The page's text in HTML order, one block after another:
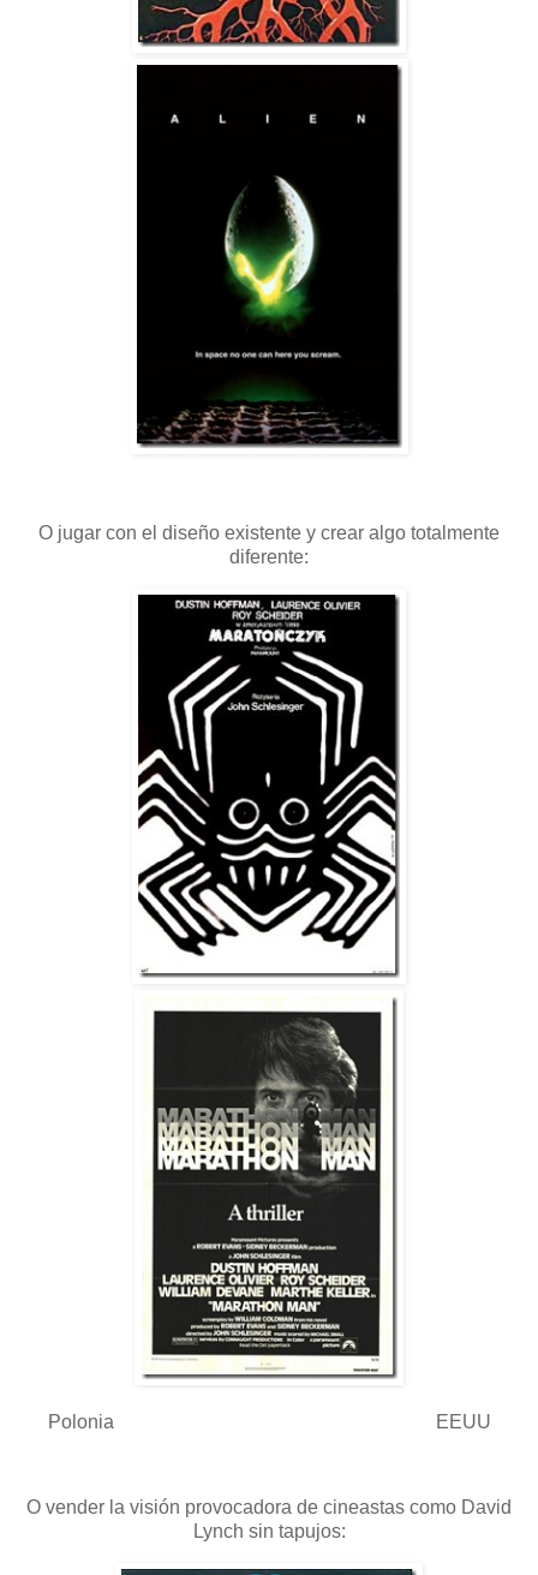
O jugar con el diseño existente y crear algo totalmente
diferente:
Polonia EEUU
O vender la visión provocadora de cineastas como David
Lynch sin tapujos: